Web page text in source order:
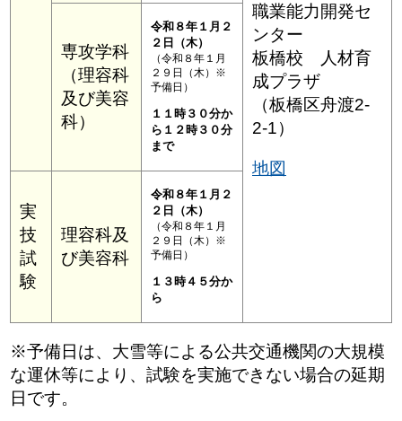
職業能力開発セ
ンター
板橋校 人材育
成プラザ
（板橋区舟渡2-
2-1）
地図
専攻学科
（理容科
及び美容
科）
令和８年１月２
２日（木）
（令和８年１月
２９日（木）※
予備日）
１１時３０分か
ら１２時３０分
まで
実
技
試
験
理容科及
び美容科
令和８年１月２
２日（木）
（令和８年１月
２９日（木）※
予備日）
１３時４５分か
ら
※予備日は、大雪等による公共交通機関の大規模
な運休等により、試験を実施できない場合の延期
日です。